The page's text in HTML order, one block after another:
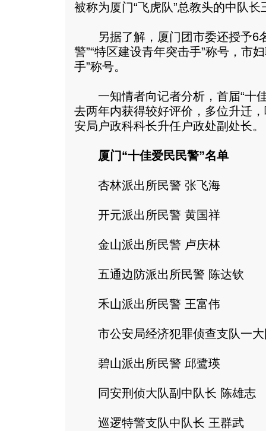
被称为厦门“飞虎队”总教头的中队长
另据了解，厦门团市委还授予6
警”“特区建设青年突击手”称号，市
手”称号。
一知情者向记者分析，首届“十
去两年内获得较好评价，多位升迁
安局户政科科长升任户政处副处长。
厦门“十佳爱民民警”名单
杏林派出所民警 张飞海
开元派出所民警 黄国祥
金山派出所民警 卢庆林
五通边防派出所民警 陈达钦
禾山派出所民警 王富伟
市公安局经济犯罪侦查支队一大
碧山派出所民警 邱鹭瑛
同安刑侦大队副中队长 陈雄志
巡逻特警支队中队长 王群武